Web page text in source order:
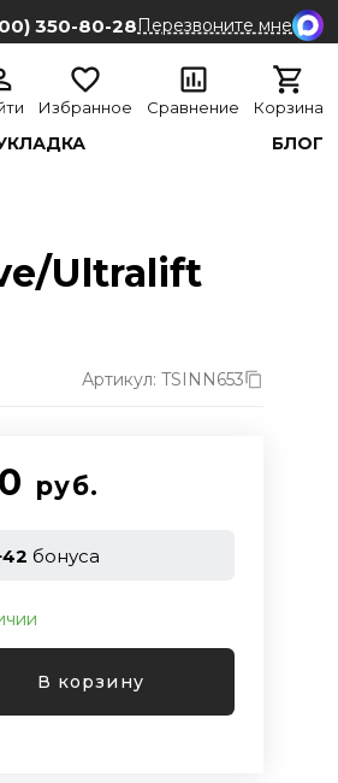
350-80-28Перезвоните мне
Избранное Сравнение Корзина
БЛОГ
Ultralift
Артикул: TSINN653
руб.
бонуса
В корзину